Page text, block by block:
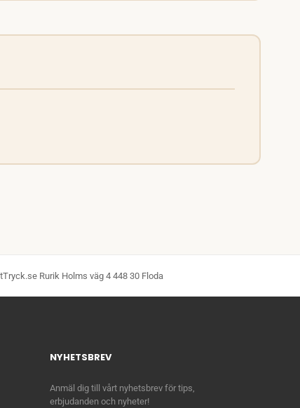
Rurik Holms väg 4 448 30 Floda
NYHETSBREV
Anmäl dig till vårt nyhetsbrev för tips,
erbjudanden och nyheter!